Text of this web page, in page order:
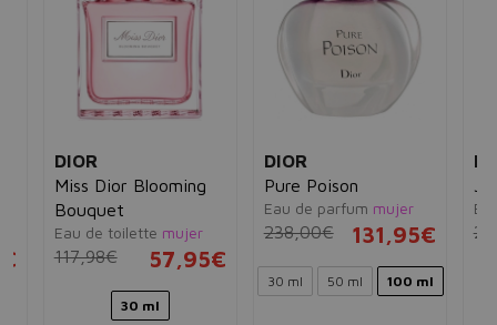
DIOR
Miss Dior Blooming
Bouquet
Eau de toilette mujer
117,98€ 57,95€
30 ml
DIOR
Pure Poison
Eau de parfum mujer
238,00€ 131,95€
30 ml 50 ml 100 ml